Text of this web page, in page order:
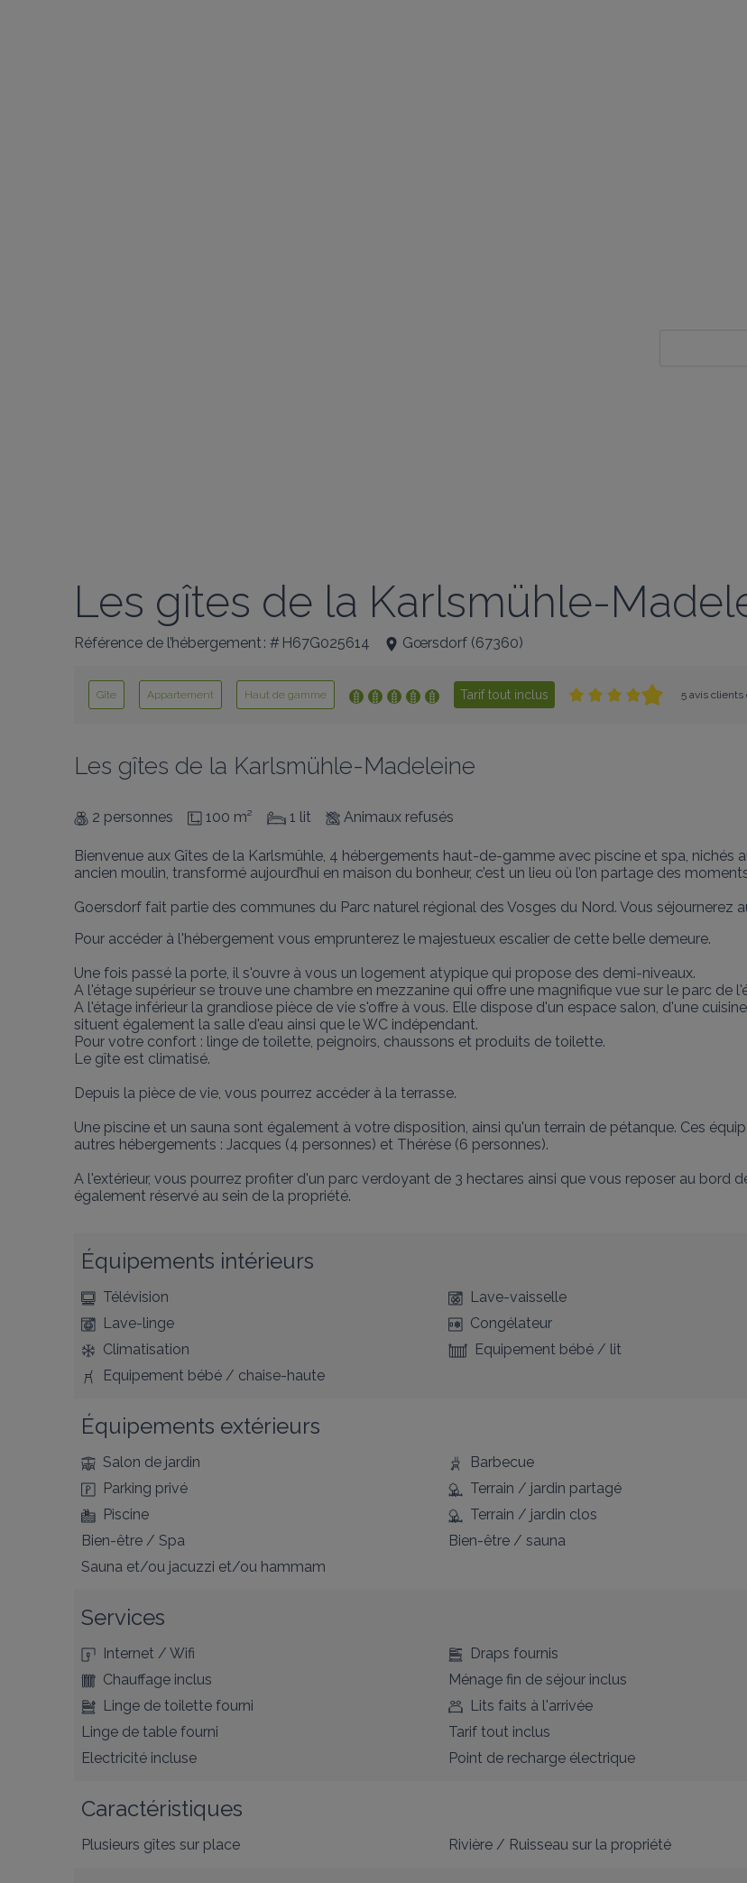
Les gîtes de la Karlsmühle-
Référence de l’hébergement : # H67G025614 Gœrsdorf (67360)
Gîte Appartement Haut de gamme Tarif tout inclus 5 avis
Les gîtes de la Karlsmühle-Madeleine
2 personnes 100 m² 1 lit Animaux refusés
Bienvenue aux Gîtes de la Karlsmühle, 4 hébergements haut-de-gamme avec piscine et spa, nichés
ancien moulin, transformé aujourd’hui en maison du bonheur, c’est un lieu où l’on partage des
Goersdorf fait partie des communes du Parc naturel régional des Vosges du Nord. Vous séjournerez
Pour accéder à l'hébergement vous emprunterez le majestueux escalier de cette belle demeure.
Une fois passé la porte, il s'ouvre à vous un logement atypique qui propose des demi-niveaux.
A l'étage supérieur se trouve une chambre en mezzanine qui offre une magnifique vue sur le parc de
A l'étage inférieur la grandiose pièce de vie s'offre à vous. Elle dispose d'un espace salon, d'une
situent également la salle d'eau ainsi que le WC indépendant.
Pour votre confort : linge de toilette, peignoirs, chaussons et produits de toilette.
Le gîte est climatisé.
Depuis la pièce de vie, vous pourrez accéder à la terrasse.
Une piscine et un sauna sont également à votre disposition, ainsi qu'un terrain de pétanque. Ces
autres hébergements : Jacques (4 personnes) et Thérèse (6 personnes).
A l'extérieur, vous pourrez profiter d'un parc verdoyant de 3 hectares ainsi que vous reposer au bord
également réservé au sein de la propriété.
Équipements intérieurs
Télévision
Lave-vaisselle
Lave-linge
Congélateur
Climatisation
Equipement bébé / lit
Equipement bébé / chaise-haute
Équipements extérieurs
Salon de jardin
Barbecue
Parking privé
Terrain / jardin partagé
Piscine
Terrain / jardin clos
Bien-être / Spa
Bien-être / sauna
Sauna et/ou jacuzzi et/ou hammam
Services
Internet / Wifi
Draps fournis
Chauffage inclus
Ménage fin de séjour inclus
Linge de toilette fourni
Lits faits à l'arrivée
Linge de table fourni
Tarif tout inclus
Electricité incluse
Point de recharge électrique
Caractéristiques
Plusieurs gîtes sur place Rivière / Ruisseau sur la propriété